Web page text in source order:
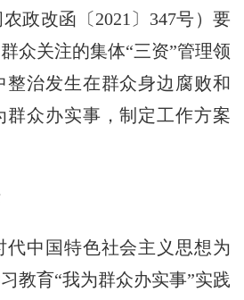
政改函〔 2021 〕 347号）要
众关注的集体“三资”管理领
治发生在群众身边腐败和
群众办实事，制定工作方案
代中国特色社会主义思想为
教育“我为群众办实事”实践